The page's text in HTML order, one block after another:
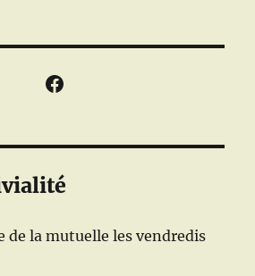
Facebook
de la mutuelle les vendredis